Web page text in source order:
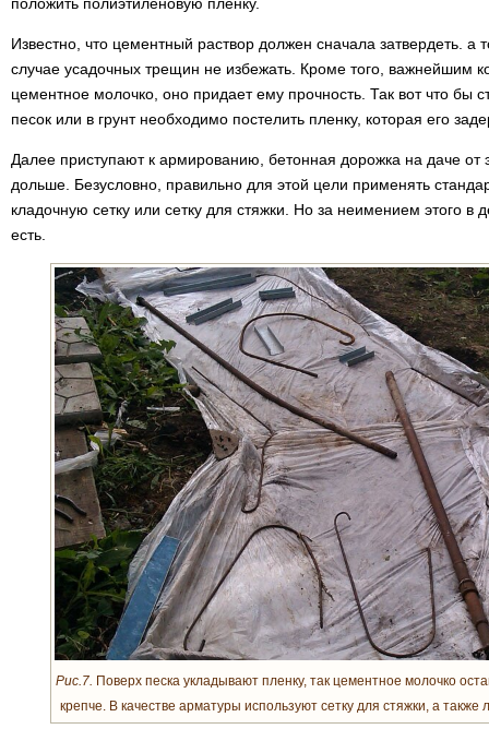
Известно, что цементный раствор должен сначала затвердеть. а
случае усадочных трещин не избежать. Кроме того, важнейшим
цементное молочко, оно придает ему прочность. Так вот что бы
песок или в грунт необходимо постелить пленку, которая его
Далее приступают к армированию, бетонная дорожка на даче от
дольше. Безусловно, правильно для этой цели применять
кладочную сетку или сетку для стяжки. Но за неимением этого в
есть.
Рис.7. Поверх песка укладывают пленку, так цементное молочко
крепче. В качестве арматуры используют сетку для стяжки, а